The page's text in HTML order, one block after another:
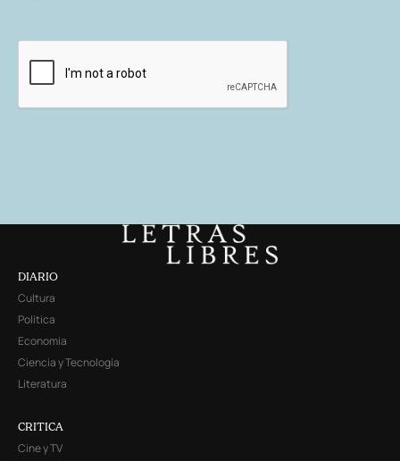
DIARIO
Cultura
Política
Economía
Ciencia y Tecnología
Literatura
CRITICA
Cine y TV